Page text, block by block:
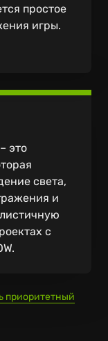
простое
игры.
– это
света,
и
с
приоритетный